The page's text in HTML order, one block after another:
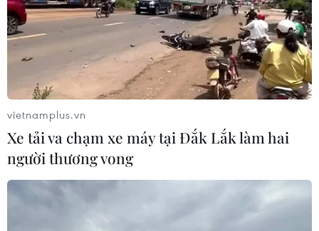
vietnamplus.vn
Xe tải va chạm xe máy tại Đắk Lắk làm hai
người thương vong